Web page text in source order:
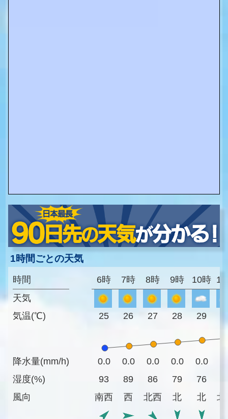
1時間ごとの天気
時間
天気
気温(℃)
降水量(mm/h)
湿度(%)
風向
6時 7時 8時 9時 10時
25 26 27 28 29
0.0 0.0 0.0 0.0 0.0
93
89 86 79 76
南西
西 北西 北 北 北